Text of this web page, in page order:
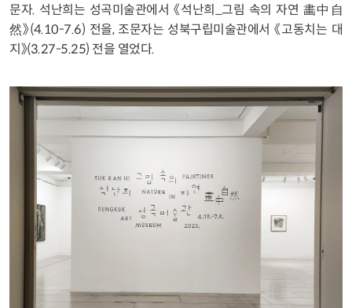
문자. 석난희는 성곡미술관에서 《석난희_그림 속의 자연 畵中自
然》(4.10-7.6) 전을, 조문자는 성북구립미술관에서 《고동치는 대
지》(3.27-5.25) 전을 열었다.